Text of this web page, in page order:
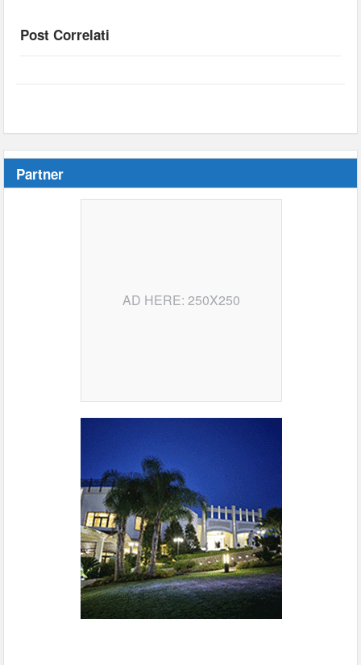
Post Correlati
Partner
AD HERE: 250X250